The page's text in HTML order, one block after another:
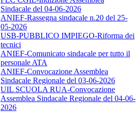
Sindacale del 04-06-2026
ANIEF-Rassegna sindacale n.20 del 25-
05-2026
USB-PUBBLICO IMPIEGO-Riforma dei
tecnici
ANIEF-Comunicato sindacale per tutto il
personale ATA
ANIEF-Convocazione Assemblea
Sindacale Regionale del 03-06-2026
UIL SCUOLA RUA-Convocazione
Assemblea Sindacale Regionale del 04-06-
2026